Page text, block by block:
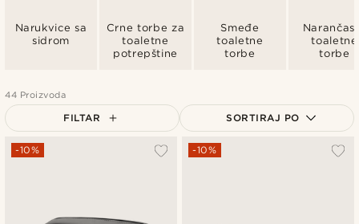
Narukvice sa
sidrom
Crne torbe za
toaletne
potrepštine
Smeđe
toaletne
torbe
toaletne
torbe
44 Proizvoda
FILTAR SORTIRAJ PO
Najpopularnije
-10% -10%